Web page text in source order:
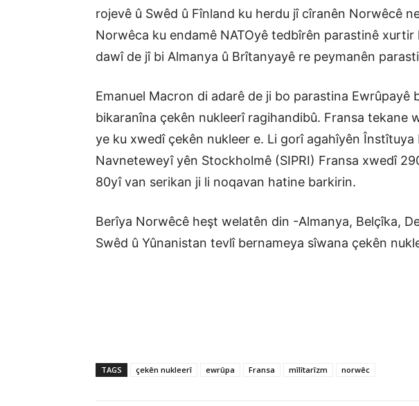
rojevê û Swêd û Fînland ku herdu jî cîranên Norwêcê
Norwêca ku endamê NATOyê tedbîrên parastinê xurtir
dawî de jî bi Almanya û Brîtanyayê re peymanên
Emanuel Macron di adarê de ji bo parastina Ewrûpayê
bikaranîna çekên nukleerî ragihandibû. Fransa tekane
ye ku xwedî çekên nukleer e. Li gorî agahîyên Înstîtuya
Navneteweyî yên Stockholmê (SIPRI) Fransa xwedî
80yî van serikan ji li noqavan hatine barkirin.
Berîya Norwêcê heşt welatên din -Almanya, Belçîka,
Swêd û Yûnanistan tevlî bernameya sîwana çekên
TAGS çekên nukleerî ewrûpa Fransa mîlîtarîzm norwêc